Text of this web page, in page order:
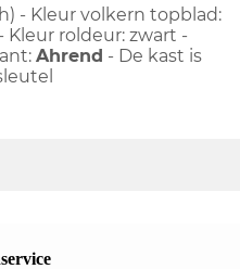
- Kleur volkern topblad:
Kleur roldeur: zwart -
Ahrend - De kast is